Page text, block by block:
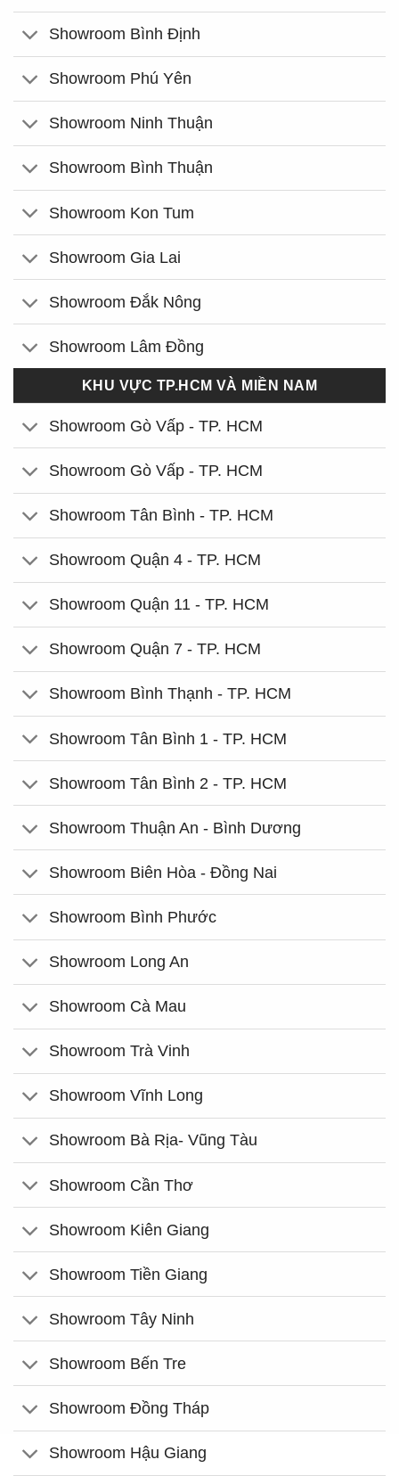
Showroom Bình Định
Showroom Phú Yên
Showroom Ninh Thuận
Showroom Bình Thuận
Showroom Kon Tum
Showroom Gia Lai
Showroom Đắk Nông
Showroom Lâm Đồng
KHU VỰC TP.HCM VÀ MIỀN NAM
Showroom Gò Vấp - TP. HCM
Showroom Gò Vấp - TP. HCM
Showroom Tân Bình - TP. HCM
Showroom Quận 4 - TP. HCM
Showroom Quận 11 - TP. HCM
Showroom Quận 7 - TP. HCM
Showroom Bình Thạnh - TP. HCM
Showroom Tân Bình 1 - TP. HCM
Showroom Tân Bình 2 - TP. HCM
Showroom Thuận An - Bình Dương
Showroom Biên Hòa - Đồng Nai
Showroom Bình Phước
Showroom Long An
Showroom Cà Mau
Showroom Trà Vinh
Showroom Vĩnh Long
Showroom Bà Rịa- Vũng Tàu
Showroom Cần Thơ
Showroom Kiên Giang
Showroom Tiền Giang
Showroom Tây Ninh
Showroom Bến Tre
Showroom Đồng Tháp
Showroom Hậu Giang